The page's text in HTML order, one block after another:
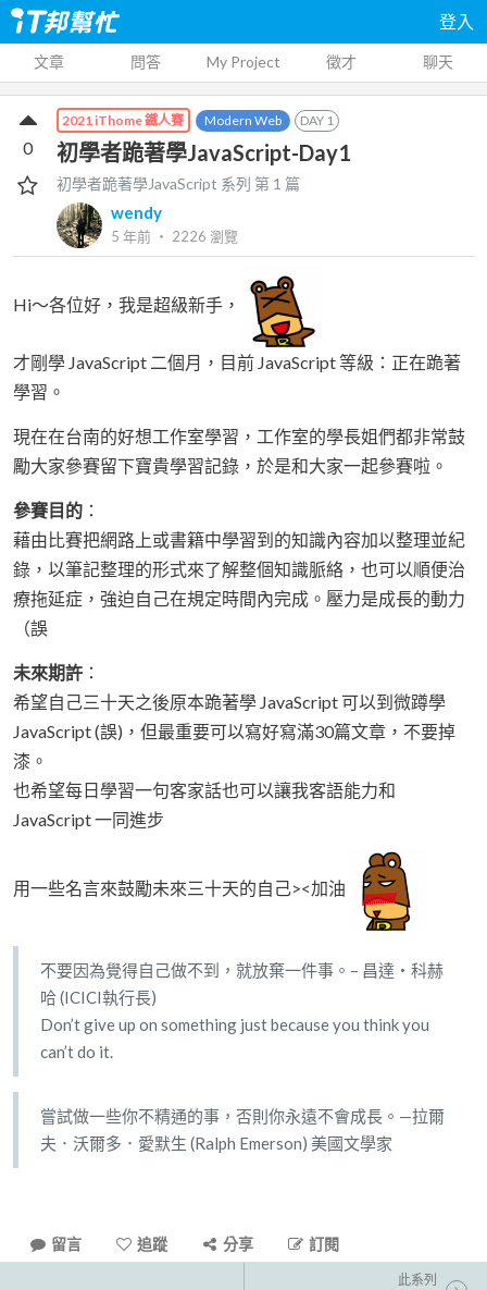
登入
文章 問答 My Project 徵才 聊天
2021 iThome 鐵人賽 Modern Web DAY 1
初學者跪著學JavaScript-Day1
初學者跪著學JavaScript 系列 第 1 篇
wendy
5 年前 ‧ 2226 瀏覽
0
Hi～各位好，我是超級新手，
才剛學 JavaScript 二個月，目前 JavaScript 等級：正在跪著
學習。
現在在台南的好想工作室學習，工作室的學長姐們都非常鼓
勵大家參賽留下寶貴學習記錄，於是和大家一起參賽啦。
參賽目的 ：
藉由比賽把網路上或書籍中學習到的知識內容加以整理並紀
錄，以筆記整理的形式來了解整個知識脈絡，也可以順便治
療拖延症，強迫自己在規定時間內完成。壓力是成長的動力
（誤
未來期許 ：
希望自己三十天之後原本跪著學 JavaScript 可以到微蹲學
JavaScript (誤)，但最重要可以寫好寫滿30篇文章，不要掉
漆。
也希望每日學習一句客家話也可以讓我客語能力和
JavaScript 一同進步
用一些名言來鼓勵未來三十天的自己><加油
不要因為覺得自己做不到，就放棄一件事。– 昌達‧科赫
哈 (ICICI執行長)
Don’t give up on something just because you think you
can’t do it.
嘗試做一些你不精通的事，否則你永遠不會成長。—拉爾
夫．沃爾多．愛默生 (Ralph Emerson) 美國文學家
留言 追蹤 分享 訂閱
此系列